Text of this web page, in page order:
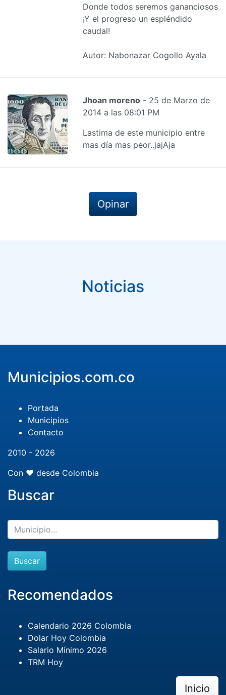
Donde todos seremos gananciosos
¡Y el progreso un espléndido
caudal!
Autor: Nabonazar Cogollo Ayala
Jhoan moreno - 25 de Marzo de
2014 a las 08:01 PM
Lastima de este municipio entre
mas día mas peor..jajAja
Opinar
Noticias
Municipios.com.co
Portada
Municipios
Contacto
2010 - 2026
Con ❤️ desde Colombia
Buscar
Buscar
Recomendados
Calendario 2026 Colombia
Dolar Hoy Colombia
Salario Mínimo 2026
TRM Hoy
Inicio